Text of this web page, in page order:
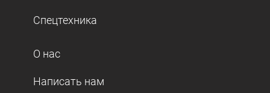
Спецтехника
О нас
Написать нам